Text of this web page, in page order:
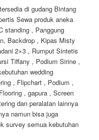
di gudang Bintang
Sewa produk aneka
standing , Panggung
Backdrop , Kipas Misty
2×3 , Rumput Sintetis
Tiffany , Podium Sirine ,
wedding
, Flipchart , Podium ,
, gapura , Screen
dan peralatan lainnya
namun bisa juga
survey semua kebutuhan